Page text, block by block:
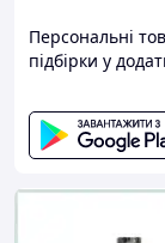
Персональні
підбірки у